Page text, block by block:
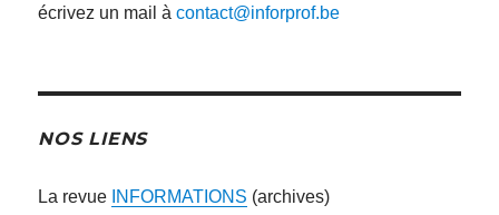
écrivez un mail àcontact@inforprof.be
NOS LIENS
La revue INFORMATIONS (archives)